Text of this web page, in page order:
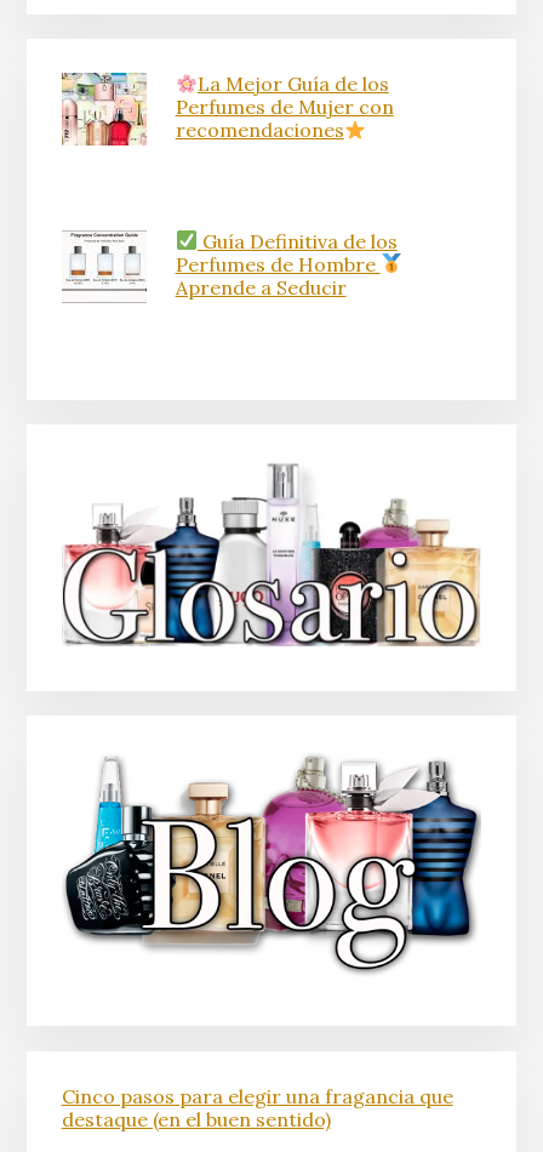
La Mejor Guía de los
Perfumes de Mujer con
recomendaciones
Guía Definitiva de los
Perfumes de Hombre
Aprende a Seducir
Cinco pasos para elegir una fragancia que
destaque (en el buen sentido)